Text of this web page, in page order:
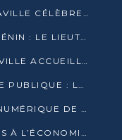
BILILI BD FESTIVAL 2025 : BRAZZAVILLE CÉLÈBRE DIX ANS DE CRÉATION GRAPHIQUE AFRICAINE
TENTATIVE DE COUP D’ÉTAT AU BÉNIN : LE LIEUTENANT-COLONEL TIGRI S’AUTOPROCLAME CHEF D’UN COMITÉ MILITAIRE
BONNE GOUVERNANCE : BRAZZAVILLE ACCUEILLE LES PREMIÈRES JOURNÉES CONGOLAISES DE L’ÉVALUATION
MARCHÉS, TROTTOIRS ET HYGIÈNE PUBLIQUE : LE GOUVERNEMENT DURCIT LE TON
LE CONGO LANCE SON SYSTÈME NUMÉRIQUE DE VÉRIFICATION DU BOIS
DES FUTURS JOURNALISTES INITIÉS À L’ÉCONOMIE BLEUE DURABLE